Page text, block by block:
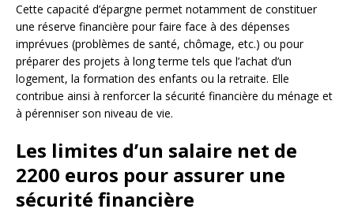
Cette capacité d’épargne permet notamment de constituer
une réserve financière pour faire face à des dépenses
imprévues (problèmes de santé, chômage, etc.) ou pour
préparer des projets à long terme tels que l’achat d’un
logement, la formation des enfants ou la retraite. Elle
contribue ainsi à renforcer la sécurité financière du ménage et
à pérenniser son niveau de vie.
Les limites d’un salaire net de
2200 euros pour assurer une
sécurité financière